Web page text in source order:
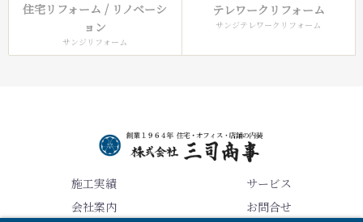
住宅リフォーム / リノベーシ
ョン
サンジリフォーム
テレワークリフォーム
サンジテレワークリフォーム
施工実績
サービス
会社案内
お問合せ